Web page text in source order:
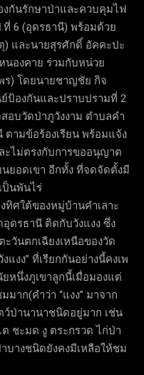
กันรักษาป่าและควบคุมไฟ
6 (อุดรธานี) พร้อมด้วย
และนายสุรศักดิ์ อัคคะปะ
องคาย ร่วมกับหน่วย
ร) โดยนายชาญชัย กิจ
องกันและปราบปรามที่ 2
อบวัดป่าภูวังงาม ตำบลคำ
ตามข้อร้องเรียน พร้อมแจ้ง
ไม่ตรงกับการขออนุญาต
ยอดเขา อีกทั้ง ที่จดจัดตั้งมี
นพันไร่
ทิศใต้ของหมู่บ้านคำเลาะ
ดรธานี ติดกับวังแงง ซึ่ง
วันตกเฉียงเหนือของวัด
แงง” ที่เรียกกันอย่างนี้คงเพ
หนึ่งภูเขาลูกนี้เมื่อมองแต่
าก(คำว่า “แงง” มาจาก
ป่านานาชนิดอยู่มาก เช่น
ต ชะมด งู ตระกรวด ไก่ป่า
างชนิดยังคงมีเหลือให้ชม